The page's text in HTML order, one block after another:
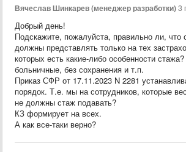
Вячеслав Шинкарев (менеджер разработки)3
Добрый день!
Подскажите, пожалуйста, правильно ли, что
должны представлять только на тех
которых есть какие-либо особенности
больничные, без сохранения и т.п.
Приказ СФР от 17.11.2023 N 2281
порядок. Т.е. мы на сотрудников, которые
не должны стаж подавать?
КЗ формирует на всех.
А как все-таки верно?